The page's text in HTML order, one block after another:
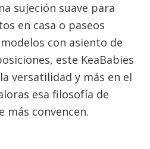
sujeción suave para
en casa o paseos
con asiento de
este KeaBabies
versatilidad y más en el
esa filosofía de
más convencen.